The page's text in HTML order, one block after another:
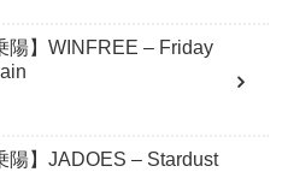
陽】WINFREE – Friday
陽】JADOES – Stardust